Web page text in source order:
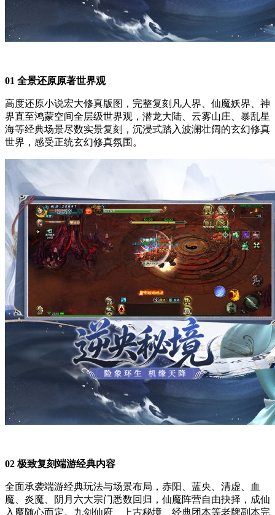
01 全景还原原著世界观
高度还原小说宏大修真版图，完整复刻凡人界、仙魔妖界、神
界直至鸿蒙空间全层级世界观，潜龙大陆、云雾山庄、暴乱星
海等经典场景尽数实景复刻，沉浸式踏入波澜壮阔的玄幻修真
世界，感受正统玄幻修真氛围。
02 极致复刻端游经典内容
全面承袭端游经典玩法与场景布局，赤阳、蓝央、清虚、血
魔、炎魔、阴月六大宗门悉数回归，仙魔阵营自由抉择，成仙
入魔随心而定。九剑仙府、上古秘境、经典团本等老牌副本完